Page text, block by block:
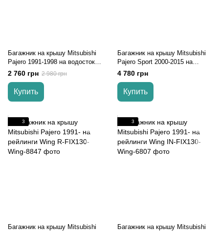
Багажник на крышу Mitsubishi
Pajero 1991-1998 на водосток
Lux
2 760 грн 2 980 грн
Купить
Багажник на крышу Mitsubishi
Pajero Sport 2000-2015 на
рейлинги Wing
4 780 грн
Купить
3
Багажник на крышу Mitsubishi
3
Багажник на крышу Mitsubishi